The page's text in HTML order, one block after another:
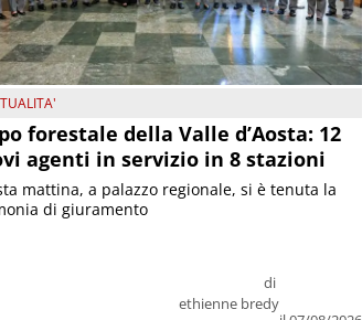
forestale della Valle d’Aosta: 12
agenti in servizio in 8 stazioni
di
ethienne bredy
mattina, a palazzo regionale, si è tenuta la
di giuramento